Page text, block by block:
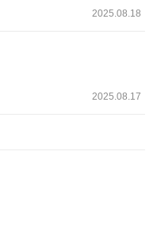
2025.08.18
2025.08.17